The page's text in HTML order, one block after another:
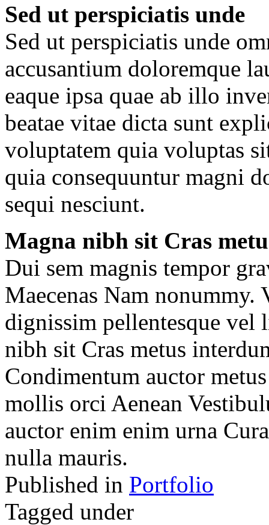
Sed ut perspiciatis unde
Sed ut perspiciatis unde
accusantium doloremque
eaque ipsa quae ab illo
beatae vitae dicta sunt
voluptatem quia voluptas
quia consequuntur magni
sequi nesciunt.
Magna nibh sit Cras
Dui sem magnis tempor
Maecenas Nam
dignissim pellentesque vel
nibh sit Cras metus
Condimentum auctor
mollis orci Aenean
auctor enim enim urna
nulla mauris.
Published in Portfolio
Tagged under